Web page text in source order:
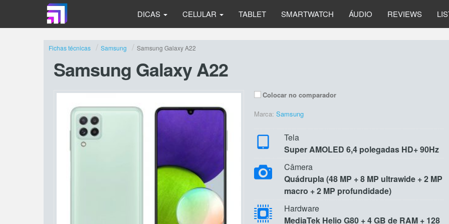
DICAS CELULAR TABLET SMARTWATCH ÁUDIO REVIEWS
Fichas técnicas Samsung Samsung Galaxy A22
Samsung Galaxy A22
Colocar no comparador
Marca: Samsung
Tela
Super AMOLED 6,4 polegadas HD+ 90Hz
Câmera
Quádrupla (48 MP + 8 MP ultrawide + 2 MP
macro + 2 MP profundidade)
Hardware
MediaTek Helio G80 + 4 GB de RAM + 128